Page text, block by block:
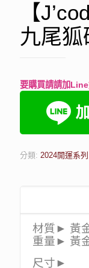
【
九尾
要購買請請加
分類: 2024開運系列
材質► 黃
重量► 黃
尺寸►